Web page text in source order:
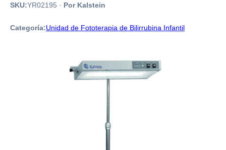
SKU:YR02195 · Por Kalstein
Categoría:Unidad de Fototerapia de Bilirrubina Infantil